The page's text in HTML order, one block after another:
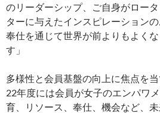
のリーダーシップ、ご自身がロー
ターに与えたインスピレーション
奉仕を通じて世界が前よりもよく
す」
多様性と会員基盤の向上に焦点を
22年度には会員が女子のエンパワ
育、リソース、奉仕、機会など、